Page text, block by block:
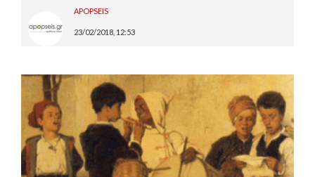
APOPSEIS
23/02/2018, 12:53